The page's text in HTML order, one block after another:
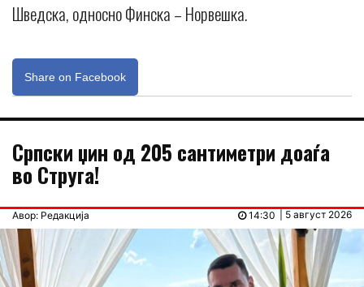
Шведска, односно Финска – Норвешка.
Share on Facebook
Српски џин од 205 сантиметри доаѓа
во Струга!
Авор: Редакција | 5 август 2026
14:30